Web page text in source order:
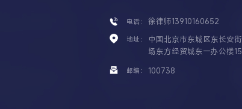
电话： 徐律师13910160652
地址：
中国北京市东城区东长安
场东方经贸城东一办公楼
邮编： 100738